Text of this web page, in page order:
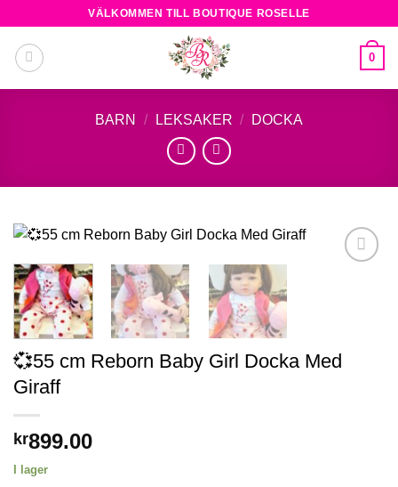
content
VÄLKOMMEN TILL BOUTIQUE ROSELLE
0
BARN / LEKSAKER / DOCKA
💞55 cm Reborn Baby Girl Docka Med
Giraff
kr899.00
I lager